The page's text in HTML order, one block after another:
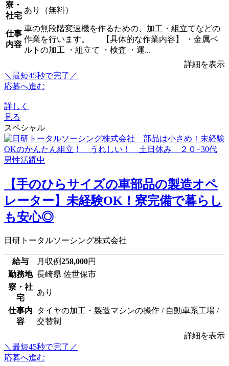
寮・
社宅
あり（無料）
仕事
内容
車の無段階変速機を作るための、加工・組立てなどの
作業を行います。 【具体的な作業内容】 ・金属ベ
ルトの加工 ・組立て ・検査 ・運...
詳細を表示
＼最短45秒で完了／
応募へ進む
詳しく
見る
スペシャル
【手のひらサイズの車部品の製造オペ
レーター】未経験OK！寮完備で暮らし
も安心◎
日研トータルソーシング株式会社
給与 月収例258,000円
勤務地 長崎県 佐世保市
寮・社
宅
あり
仕事内
容
タイヤの加工・製造マシンの操作 / 自動車系工場 /
交替制
詳細を表示
＼最短45秒で完了／
応募へ進む